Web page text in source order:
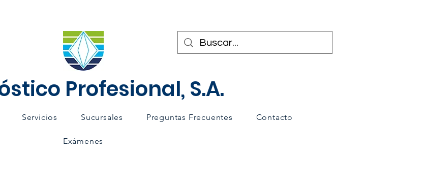
Profesional, S.A.
Servicios Sucursales Preguntas Frecuentes Contacto
Exámenes